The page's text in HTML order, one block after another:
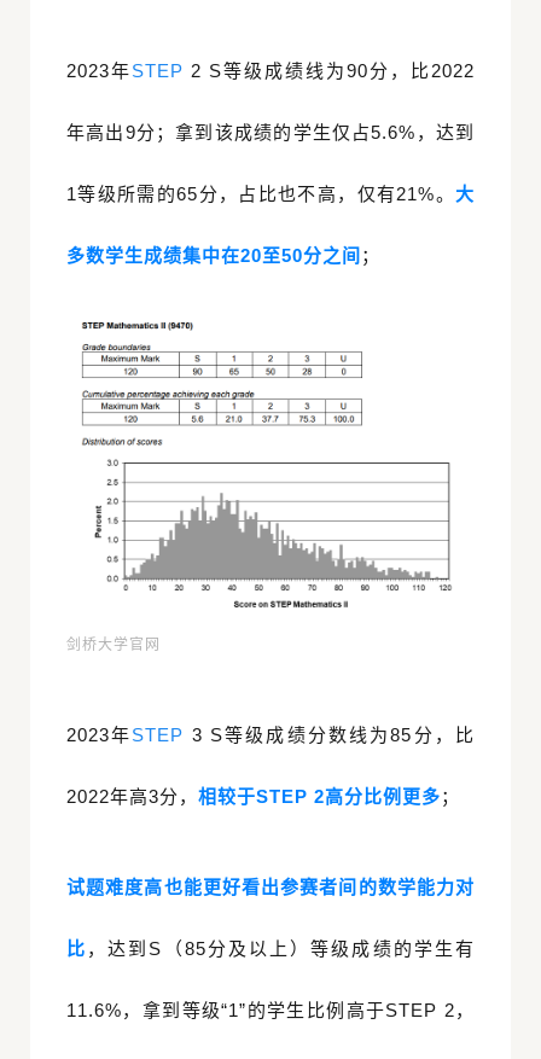
2023年STEP 2 S等级成绩线为90分，比2022
年高出9分；拿到该成绩的学生仅占5.6%，达到
1等级所需的65分，占比也不高，仅有21%。 大
多数学生成绩集中在20至50分之间 ；
剑桥大学官网
2023年STEP 3 S等级成绩分数线为85分，比
2022年高3分， 相较于STEP 2高分比例更多；
试题难度高也能更好看出参赛者间的数学能力对
比 ，达到S（85分及以上）等级成绩的学生有
11.6%，拿到等级“1”的学生比例高于STEP 2，